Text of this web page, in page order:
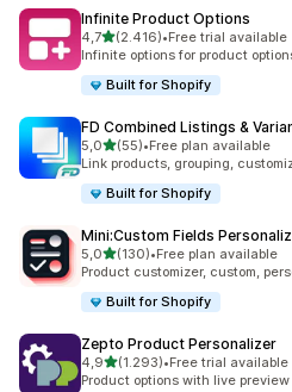
Infinite Product Options
4,7de 5 estrelas
(2.416)
2416 total de avaliações
•Free trial available
Infinite options for product
Built for Shopify
FD Combined Listings &
5,0de 5 estrelas
(55)
55 total de avaliações
•Free plan available
Link products, grouping,
Built for Shopify
Mini:Custom Fields
5,0de 5 estrelas
(130)
130 total de avaliações
•Free plan available
Product customizer, custom,
Built for Shopify
Zepto Product Personalizer
4,9de 5 estrelas
(1.293)
1293 total de avaliações
•Free trial available
Product options with live